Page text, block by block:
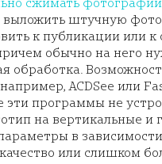
выложить штучную
к публикации или
обычно на него
обработка.
ACDSee или
эти программы не
на вертикальные и
в
или слишком